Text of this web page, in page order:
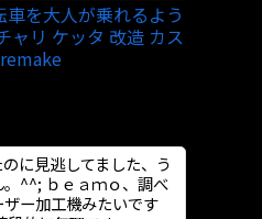
車を大人が乗れるよう
ャリ ケッタ 改造 カス
に見逃してました、う
^^; ｂｅａｍｏ、調べ
ー加工機みたいです